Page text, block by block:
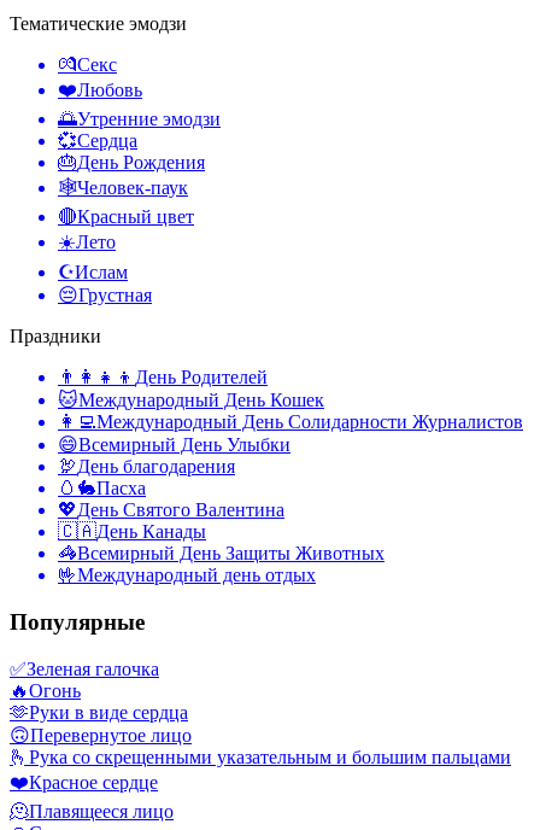
Тематические эмодзи
💏Секс
❤️Любовь
🌅Утренние эмодзи
💞Сердца
🎂День Рождения
🕸️Человек-паук
🔴Красный цвет
☀️Лето
☪️Ислам
😔Грустная
Праздники
👨‍👩‍👧‍👦 День Родителей
🐱Международный День Кошек
👩‍💻Международный День Солидарности Журналистов
😄Всемирный День Улыбки
🦃День благодарения
🥚🐇Пасха
💖День Святого Валентина
🇨🇦День Канады
🦓Всемирный День Защиты Животных
🤟Международный день отдых
Популярные
✅Зеленая галочка
🔥Огонь
🫶Руки в виде сердца
🙃Перевернутое лицо
🫰 Рука со скрещенными указательным и большим пальцами
❤️Красное сердце
🫠Плавящееся лицо